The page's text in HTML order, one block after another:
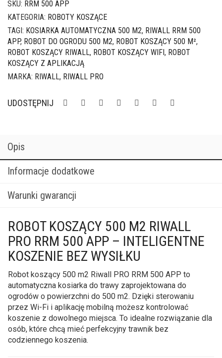
robot
koszący
500
m2
z
Wi-
Fi
i
SKU: RRM 500 APP
KATEGORIA: ROBOTY KOSZĄCE
TAGI: KOSIARKA AUTOMATYCZNA 500 M2, RIWALL RRM 500
APP, ROBOT DO OGRODU 500 M2, ROBOT KOSZĄCY 500 M²,
ROBOT KOSZĄCY RIWALL, ROBOT KOSZĄCY WIFI, ROBOT
KOSZĄCY Z APLIKACJĄ
MARKA: RIWALL, RIWALL PRO
UDOSTĘPNIJ
Opis
Informacje dodatkowe
Warunki gwarancji
ROBOT KOSZĄCY 500 M2 RIWALL
PRO RRM 500 APP – INTELIGENTNE
KOSZENIE BEZ WYSIŁKU
Robot koszący 500 m2 Riwall PRO RRM 500 APP to
automatyczna kosiarka do trawy zaprojektowana do
ogrodów o powierzchni do 500 m2. Dzięki sterowaniu
przez Wi-Fi i aplikację mobilną możesz kontrolować
koszenie z dowolnego miejsca. To idealne rozwiązanie dla
osób, które chcą mieć perfekcyjny trawnik bez
codziennego koszenia.